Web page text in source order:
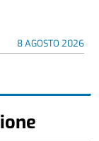
8 AGOSTO 2026